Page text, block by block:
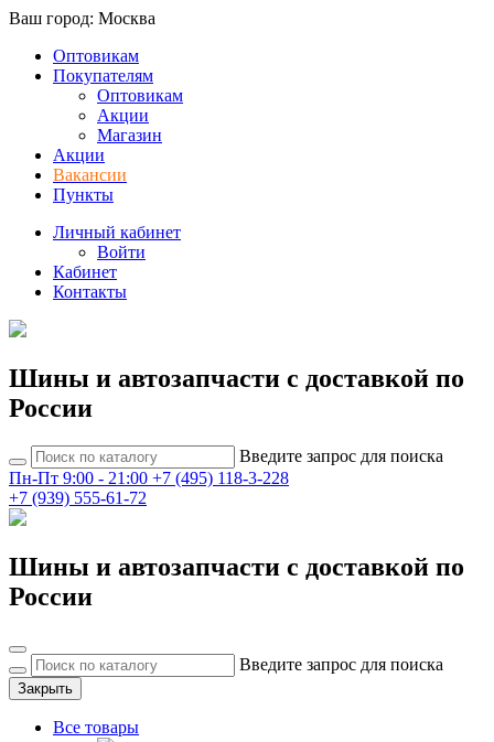
Ваш город: Москва
Оптовикам
Покупателям
Оптовикам
Акции
Магазин
Акции
Вакансии
Пункты
Личный кабинет
Войти
Кабинет
Контакты
Шины и автозапчасти с доставкой по
России
Введите запрос для поиска
Пн-Пт 9:00 - 21:00 +7 (495) 118-3-228
+7 (939) 555-61-72
Шины и автозапчасти с доставкой по
России
Введите запрос для поиска
Закрыть
Все товары